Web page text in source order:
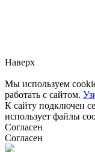
Наверх
Мы используем
работать с сайтом.
К сайту подключен
использует файлы
Согласен
Согласен